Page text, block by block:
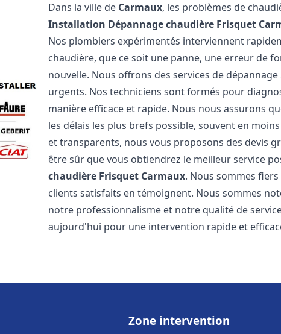
Dans la ville de Carmaux, les problèmes de
Installation Dépannage chaudière Frisquet
Nos plombiers expérimentés interviennent
chaudière, que ce soit une panne, une erreur de
nouvelle. Nous offrons des services de
urgents. Nos techniciens sont formés pour
manière efficace et rapide. Nous nous assurons
les délais les plus brefs possible, souvent en
et transparents, nous vous proposons des devis
être sûr que vous obtiendrez le meilleur service
chaudière Frisquet Carmaux. Nous sommes
clients satisfaits en témoignent. Nous sommes
notre professionnalisme et notre qualité de
aujourd'hui pour une intervention rapide et
Zone intervention